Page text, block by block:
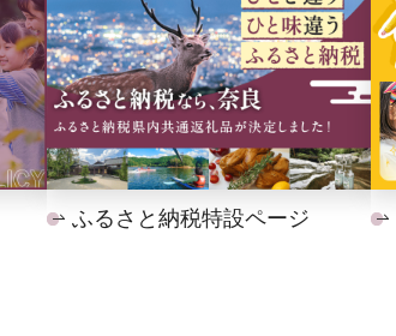
ふるさと納税特設ページ